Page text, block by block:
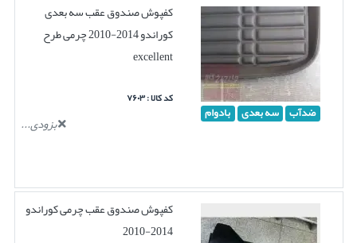
ضدآب سه بعدی بادوام
کفپوش صندوق عقب سه بعدی
کوراندو 2014-2010 چرمی طرح
excellent
کد کالا : ۷۶۰۳
بزودی...
کفپوش صندوق عقب چرمی کوراندو
2014-2010